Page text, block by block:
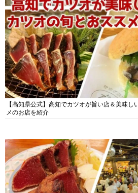
【高知県公式】高知でカツオが旨い店＆美味
メのお店を紹介